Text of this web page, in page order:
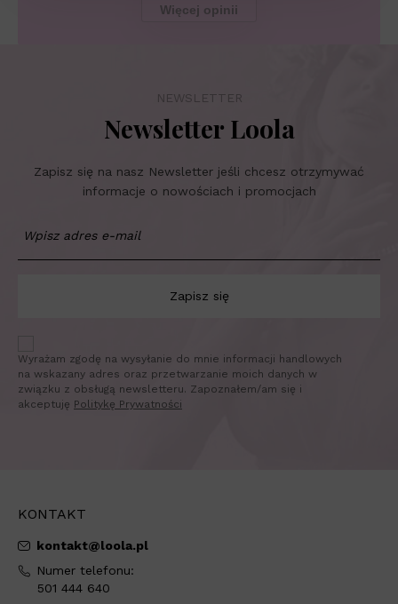
Więcej opinii
NEWSLETTER
Newsletter Loola
Zapisz się na nasz Newsletter jeśli chcesz otrzymywać
informacje o nowościach i promocjach
Zapisz się
Wyrażam zgodę na wysyłanie do mnie informacji handlowych
na wskazany adres oraz przetwarzanie moich danych w
związku z obsługą newsletteru. Zapoznałem/am się i
akceptuję Politykę Prywatności
KONTAKT
kontakt@loola.pl
Numer telefonu:
501 444 640